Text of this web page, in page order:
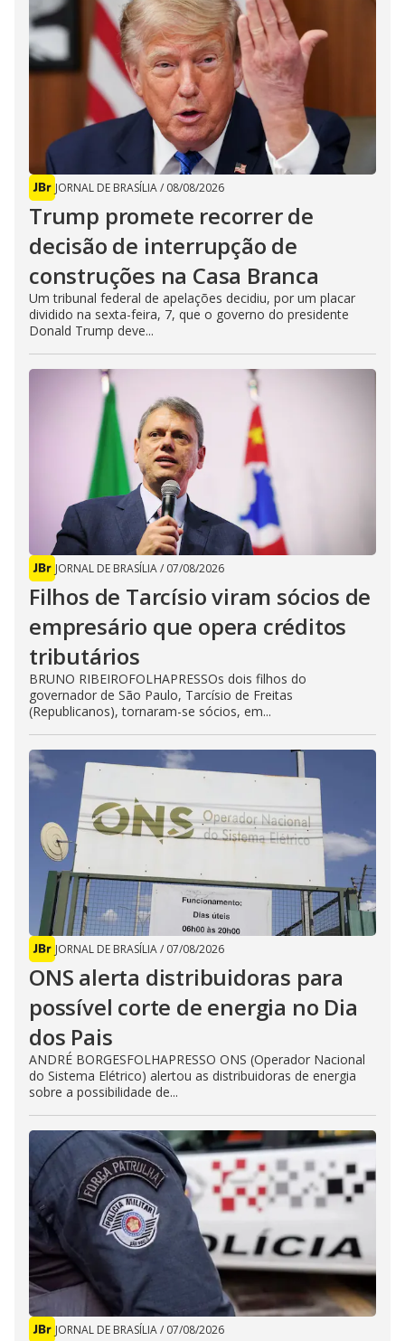
JORNAL DE BRASÍLIA/ 08/08/2026
Trump promete recorrer de
decisão de interrupção de
construções na Casa Branca
Um tribunal federal de apelações decidiu, por um placar
dividido na sexta-feira, 7, que o governo do presidente
Donald Trump deve...
JORNAL DE BRASÍLIA/ 07/08/2026
Filhos de Tarcísio viram sócios de
empresário que opera créditos
tributários
BRUNO RIBEIROFOLHAPRESSOs dois filhos do
governador de São Paulo, Tarcísio de Freitas
(Republicanos), tornaram-se sócios, em...
JORNAL DE BRASÍLIA/ 07/08/2026
ONS alerta distribuidoras para
possível corte de energia no Dia
dos Pais
ANDRÉ BORGESFOLHAPRESSO ONS (Operador Nacional
do Sistema Elétrico) alertou as distribuidoras de energia
sobre a possibilidade de...
JORNAL DE BRASÍLIA/ 07/08/2026